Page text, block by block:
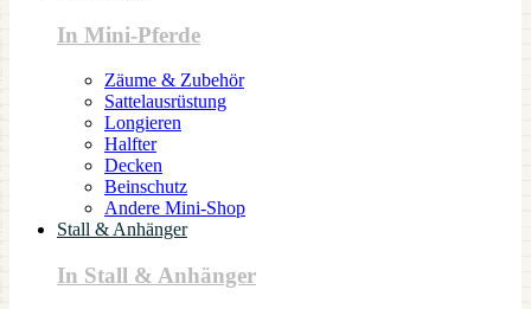
In Mini-Pferde
Zäume & Zubehör
Sattelausrüstung
Longieren
Halfter
Decken
Beinschutz
Andere Mini-Shop
Stall & Anhänger
In Stall & Anhänger